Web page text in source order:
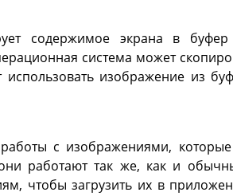
содержимое экрана в
система может
использовать изображение из
с изображениями,
работают так же, как и
чтобы загрузить их в